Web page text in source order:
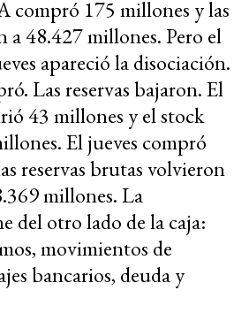
compró 175 millones y las
a 48.427 millones. Pero el
apareció la disociación.
Las reservas bajaron. El
43 millones y el stock
El jueves compró
reservas brutas volvieron
millones. La
del otro lado de la caja:
movimientos de
bancarios, deuda y